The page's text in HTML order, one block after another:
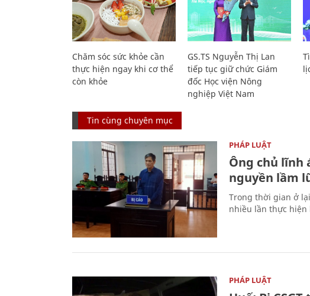
Chăm sóc sức khỏe cần
thực hiện ngay khi cơ thể
còn khỏe
GS.TS Nguyễn Thị Lan
tiếp tục giữ chức Giám
đốc Học viện Nông
nghiệp Việt Nam
Tin cùng chuyên mục
PHÁP LUẬT
Ông chủ lĩnh
nguyền lầm
Trong thời gian ở
nhiều lần thực hiện
PHÁP LUẬT